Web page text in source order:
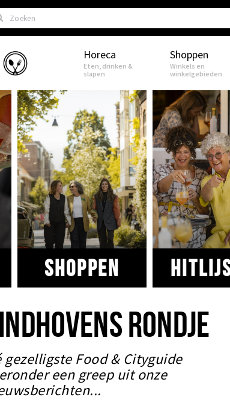
Eindhoven Horeca
Eten, drinken &
slapen
Shoppen
Winkels en
winkelgebieden
Shoppen
RONDJE
gezelligste Food & Cityguide
een greep uit onze